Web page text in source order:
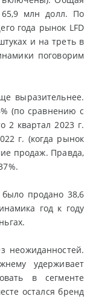
65,9 млн долл. По
года рынок LFD
и на треть в
поговорим
выразительнее.
(по сравнению с
2 квартал 2023 г.
г. (когда рынок
продаж. Правда,
было продано 38,6
год к году
неожиданностей.
удерживает
в сегменте
остался бренд